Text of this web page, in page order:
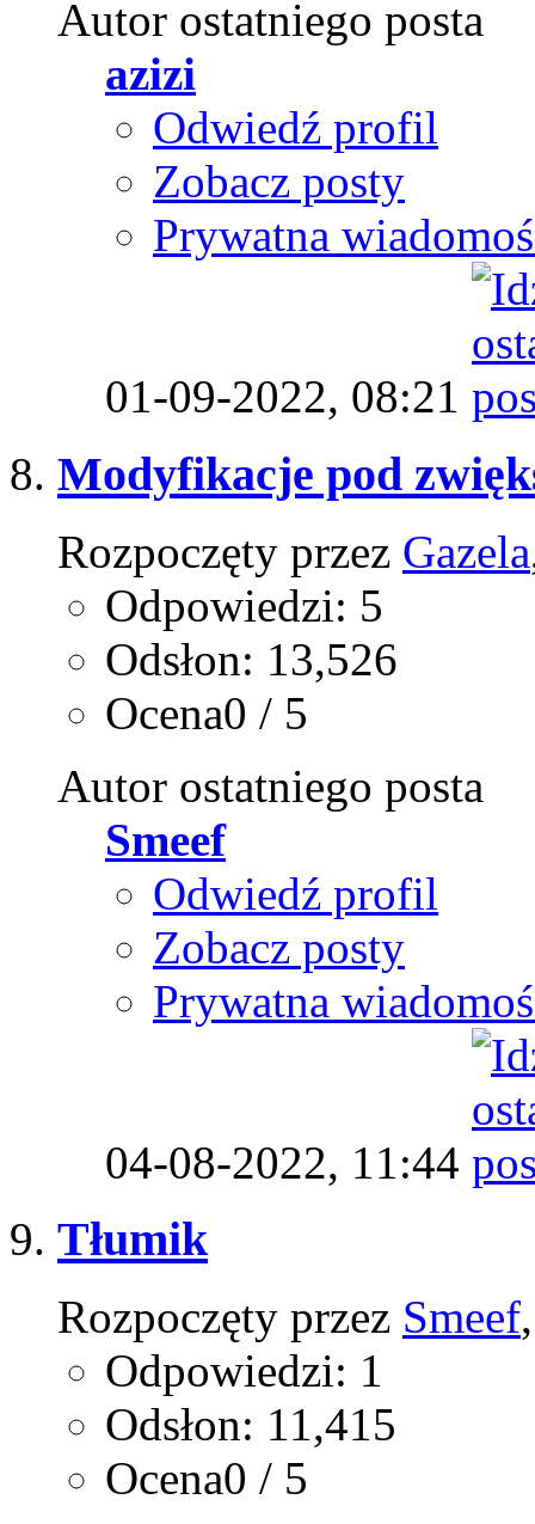
Autor ostatniego posta
azizi
Odwiedź profil
Zobacz posty
Prywatna
01-09-2022, 08:21
Modyfikacje pod
Rozpoczęty przez Gazela
Odpowiedzi: 5
Odsłon: 13,526
Ocena0 / 5
Autor ostatniego posta
Smeef
Odwiedź profil
Zobacz posty
Prywatna
04-08-2022, 11:44
Tłumik
Rozpoczęty przez Smeef
Odpowiedzi: 1
Odsłon: 11,415
Ocena0 / 5